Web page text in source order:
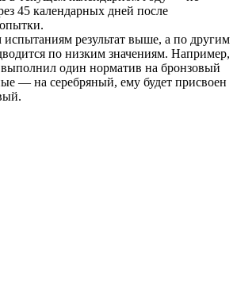
45 календарных дней после
результат выше, а по другим
по низким значениям. Например,
выполнил один норматив на бронзовый
— на серебряный, ему будет присвоен